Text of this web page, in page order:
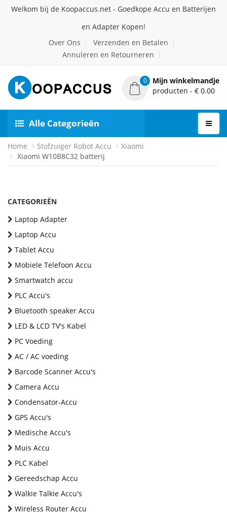
Welkom bij de Koopaccus.net - Goedkope Accu en Batterijen
en Adapter Kopen!
Over Ons
Verzenden en Betalen
Annuleren en Retourneren
0
Mijn winkelmandje
producten - € 0.00
Alle Categorieën
Home Stofzuiger Robot Accu
Xiaomi
Xiaomi W10B8C32 batterij
CATEGORIEËN
Laptop Adapter
Laptop Accu
Tablet Accu
Mobiele Telefoon Accu
Smartwatch accu
PLC Accu's
Bluetooth speaker Accu
LED & LCD TV's Kabel
PC Voeding
AC / AC voeding
Barcode Scanner Accu's
Camera Accu
Condensator-Accu
GPS Accu's
Medische Accu's
Muis Accu
PLC Kabel
Gereedschap Accu
Walkie Talkie Accu's
Wireless Router Accu